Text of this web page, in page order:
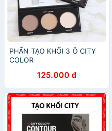
PHẤN TẠO KHỐI 3 Ô CITY
COLOR
125.000 đ